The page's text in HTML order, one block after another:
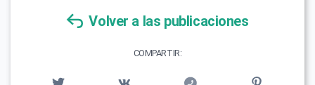
Volver a las publicaciones
COMPARTIR: